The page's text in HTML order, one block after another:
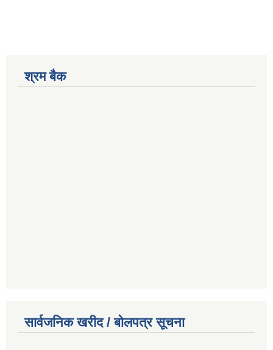
श्रम बैक
सार्वजनिक खरीद / बोलपत्र सूचना